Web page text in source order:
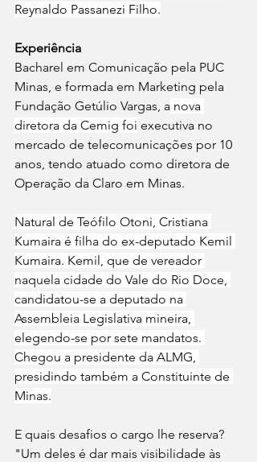
Reynaldo Passanezi Filho.
Experiência
Bacharel em Comunicação pela PUC
Minas, e formada em Marketing pela
Fundação Getúlio Vargas, a nova
diretora da Cemig foi executiva no
mercado de telecomunicações por 10
anos, tendo atuado como diretora de
Operação da Claro em Minas.
Natural de Teófilo Otoni, Cristiana
Kumaira é filha do ex-deputado Kemil
Kumaira. Kemil, que de vereador
naquela cidade do Vale do Rio Doce,
candidatou-se a deputado na
Assembleia Legislativa mineira,
elegendo-se por sete mandatos.
Chegou a presidente da ALMG,
presidindo também a Constituinte de
Minas.
E quais desafios o cargo lhe reserva?
"Um deles é dar mais visibilidade às